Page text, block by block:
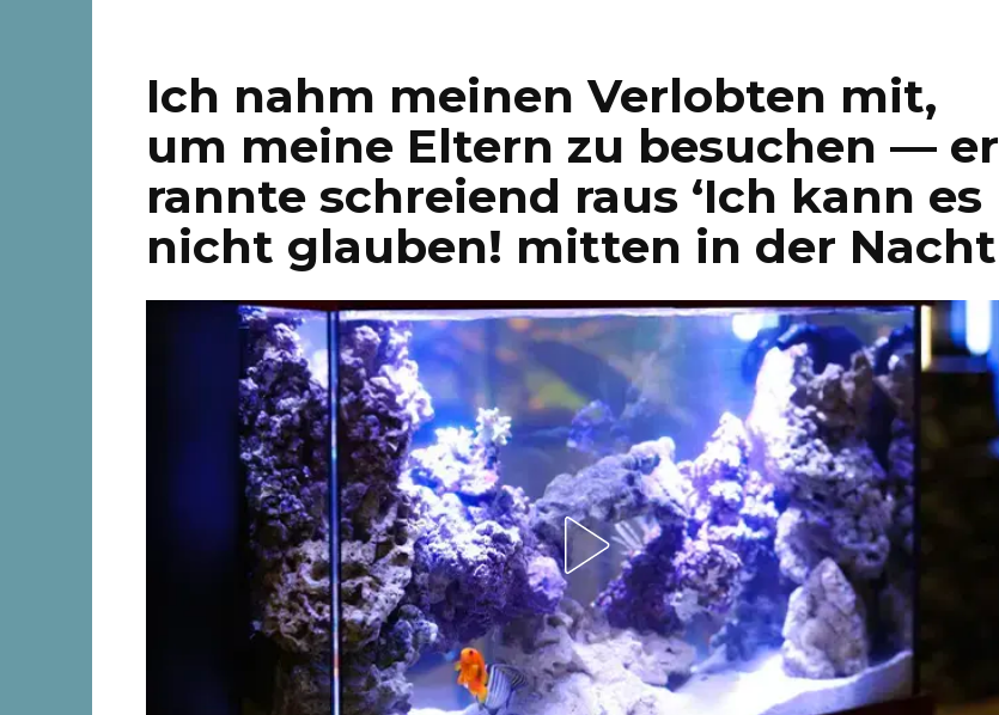
Ich nahm meinen Verlobten mit,
um meine Eltern zu besuchen — er
rannte schreiend raus ‘Ich kann es
nicht glauben! mitten in der Nacht